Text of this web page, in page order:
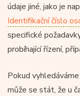
údaje jiné, jako je
Identifikační číslo
specifické
probíhající řízení,
Pokud
může se stát, že u